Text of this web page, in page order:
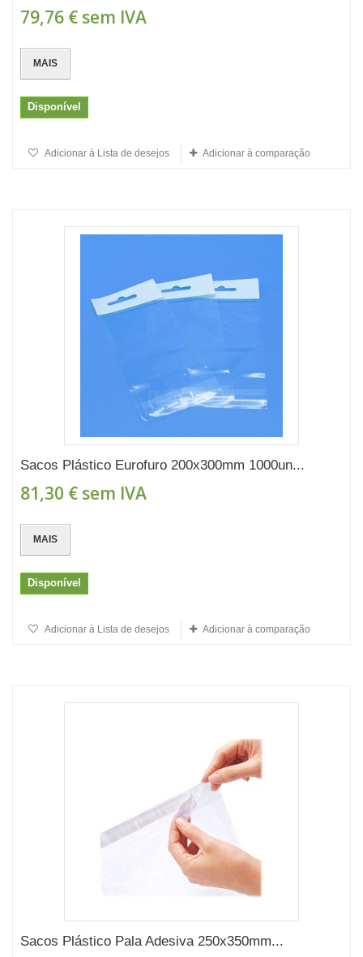
79,76 € sem IVA
MAIS
Disponível
Adicionar à Lista de desejos Adicionar à comparação
Sacos Plástico Eurofuro 200x300mm 1000un...
81,30 € sem IVA
MAIS
Disponível
Adicionar à Lista de desejos Adicionar à comparação
Sacos Plástico Pala Adesiva 250x350mm...